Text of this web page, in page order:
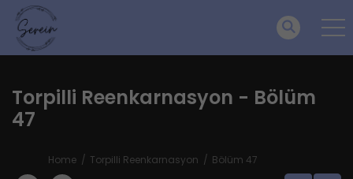
Torpilli Reenkarnasyon - Bölüm
47
Home Torpilli Reenkarnasyon Bölüm 47